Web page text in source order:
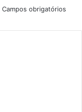
Campos obrigatórios